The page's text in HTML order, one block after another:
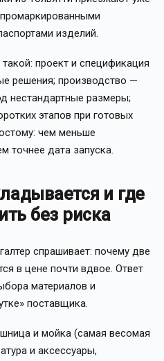
изделий.
проект и спецификация
решения; производство —
нестандартные размеры;
этапов при готовых
чем меньше
точнее дата запуска.
и где
без риска
спрашивает: почему две
в цене почти вдвое. Ответ
материалов и
поставщика.
и мойка (самая весомая
и аксессуары,